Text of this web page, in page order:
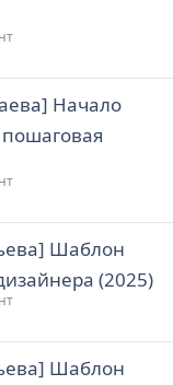
Начало
Шаблон
(2025)
Шаблон